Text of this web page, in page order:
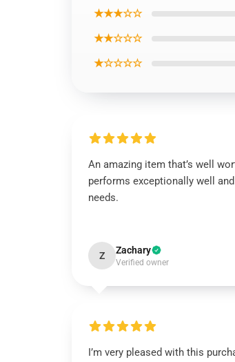
★★★☆☆
★★☆☆☆
★☆☆☆☆
An amazing item that’s well
performs exceptionally well
needs.
Z Zachary
Verified owner
I’m very pleased with this